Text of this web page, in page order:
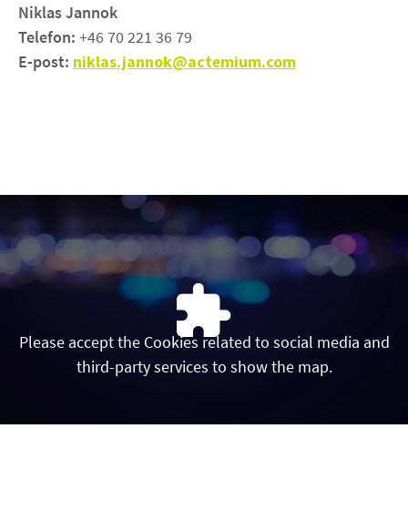
Niklas Jannok
Telefon: +46 70 221 36 79
E-post: niklas.jannok@actemium.com
Please accept the Cookies related to social media and
third-party services to show the map.